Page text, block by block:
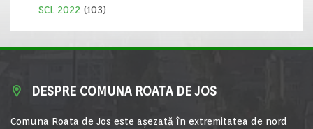
SCL 2022 (103)
DESPRE COMUNA ROATA DE JOS
Comuna Roata de Jos este aşezată în extremitatea de nord